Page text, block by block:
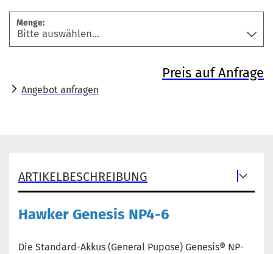
Menge:
Preis auf Anfrage
Angebot anfragen
ARTIKELBESCHREIBUNG
Hawker Genesis NP4-6
Die Standard-Akkus (General Pupose) Genesis® NP-